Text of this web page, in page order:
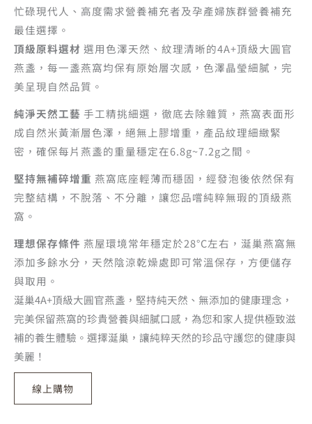
忙碌現代人、高度需求營養補充者及孕產婦族群營養補充
最佳選擇。
頂級原料選材 選用色澤天然、紋理清晰的4A+頂級大圓官
燕盞，每一盞燕窩均保有原始層次感，色澤晶瑩細膩，完
美呈現自然品質。
純淨天然工藝 手工精挑細選，徹底去除雜質，燕窩表面形
成自然米黃漸層色澤，絕無上膠增重，產品紋理細緻緊
密，確保每片燕盞的重量穩定在6.8g~7.2g之間。
堅持無補碎增重 燕窩底座輕薄而穩固，經發泡後依然保有
完整結構，不脫落、不分離，讓您品嚐純粹無瑕的頂級燕
窩。
理想保存條件 燕屋環境常年穩定於28°C左右，涎巢燕窩無
添加多餘水分，天然陰涼乾燥處即可常溫保存，方便儲存
與取用。
涎巢4A+頂級大圓官燕盞，堅持純天然、無添加的健康理念，
完美保留燕窩的珍貴營養與細膩口感，為您和家人提供極致滋
補的養生體驗。選擇涎巢，讓純粹天然的珍品守護您的健康與
美麗！
線上購物